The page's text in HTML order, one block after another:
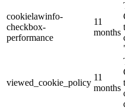
cookielawinfo-
checkbox-
performance
11
months
viewed_cookie_policy
11
months